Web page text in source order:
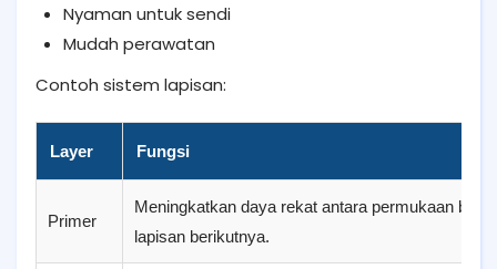
Nyaman untuk sendi
Mudah perawatan
Contoh sistem lapisan:
Layer Fungsi
Primer
Meningkatkan daya rekat antara permukaan
lapisan berikutnya.